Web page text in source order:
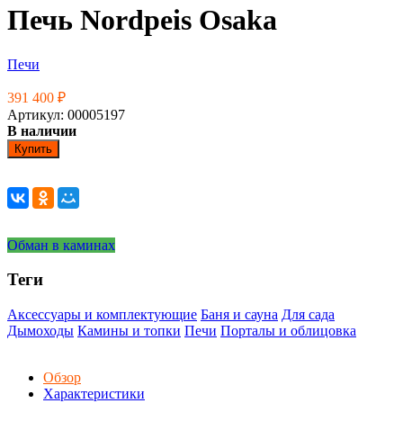
Печь Nordpeis Osaka
Печи
391 400 ₽
Артикул: 00005197
В наличии
Купить
Обман в каминах
Теги
Аксессуары и комплектующие Баня и сауна Для сада
Дымоходы Камины и топки Печи Порталы и облицовка
Обзор
Характеристики